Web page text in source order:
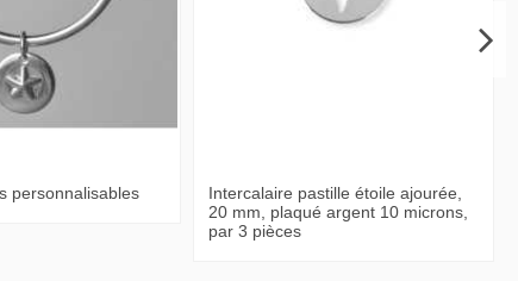
personnalisables
Intercalaire pastille étoile ajourée,
20 mm, plaqué argent 10 microns,
par 3 pièces